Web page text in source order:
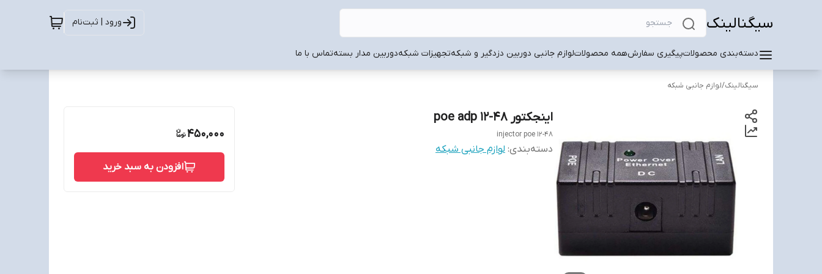
سیگنالینک ورود | ثبت‌نام
دسته‌بندی محصولاتپیگیری سفارشهمه محصولاتلوازم جانبی دوربین دزدگیر و شبکهتجهیزات شبکهدوربین مدار بستهتماس با ما
سیگنالینک/لوازم جانبی شبکه
اینجکتور poe adp 12-48
injector poe 12-48
دسته‌بندی: لوازم جانبی شبکه
450,000
افزودن به سبد خرید